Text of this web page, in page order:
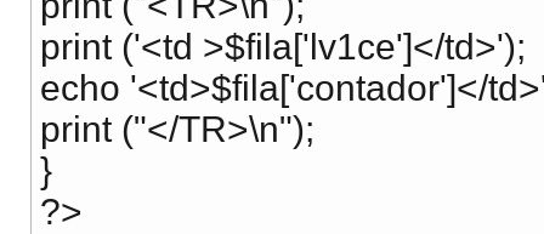
print ('<td >$fila['lv1ce']</td>');
echo '<td>$fila['contador']</
print ("</TR>\n");
}
?>